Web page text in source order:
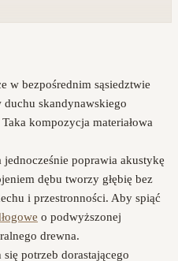
w bezpośrednim sąsiedztwie
duchu skandynawskiego
kompozycja materiałowa
poprawia akustykę
dębu tworzy głębię bez
i przestronności. Aby spiąć
o podwyższonej
drewna.
potrzeb dorastającego